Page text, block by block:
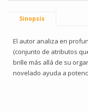
Sinopsis
El autor analiza en
(conjunto de atributos
brille más allá de su
novelado ayuda a